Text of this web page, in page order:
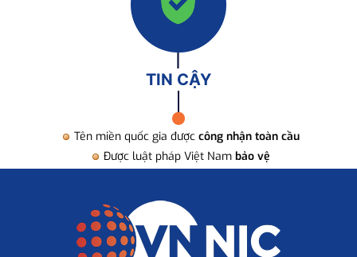
TIN CẬY
Tên miền quốc gia được công nhận toàn cầu
Được luật pháp Việt Nam bảo vệ